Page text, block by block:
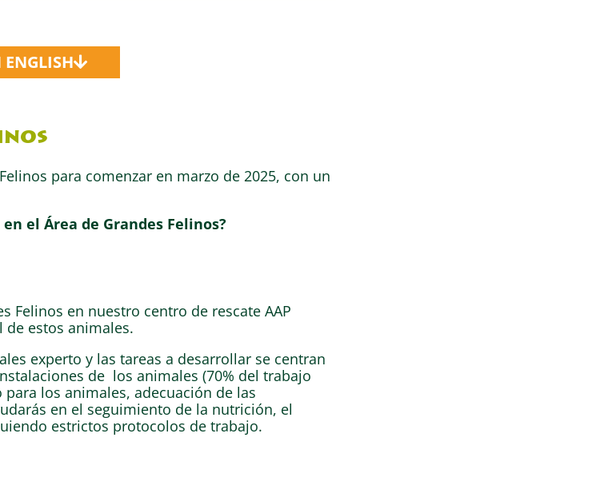
para comenzar en marzo de 2025, con un
el Área de Grandes Felinos?
Felinos en nuestro centro de rescate AAP
estos animales.
experto y las tareas a desarrollar se centran
de los animales (70% del trabajo
los animales, adecuación de las
en el seguimiento de la nutrición, el
estrictos protocolos de trabajo.